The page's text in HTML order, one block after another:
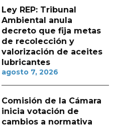
Ley REP: Tribunal
Ambiental anula
decreto que fija metas
de recolección y
valorización de aceites
lubricantes
agosto 7, 2026
Comisión de la Cámara
inicia votación de
cambios a normativa